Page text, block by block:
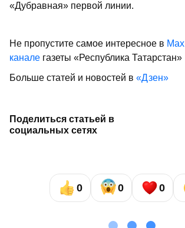
«Дубравная» первой линии.
Не пропустите самое интересное в Max
канале газеты «Республика Татарстан»
Больше статей и новостей в «Дзен»
Поделиться статьей в
социальных сетях
0 0 0